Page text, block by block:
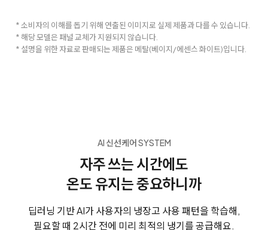
* 소비자의 이해를 돕기 위해 연출된 이미지로 실제 제품과 다를 수 있습니다.
* 해당 모델은 패널 교체가 지원되지 않습니다.
* 설명을 위한 자료로 판매되는 제품은 메탈(베이지/에센스 화이트)입니다.
AI 신선케어 SYSTEM
자주 쓰는 시간에도
온도 유지는 중요하니까
딥러닝 기반 AI가 사용자의 냉장고 사용 패턴을 학습해,
필요할 때 2시간 전에 미리 최적의 냉기를 공급해요.